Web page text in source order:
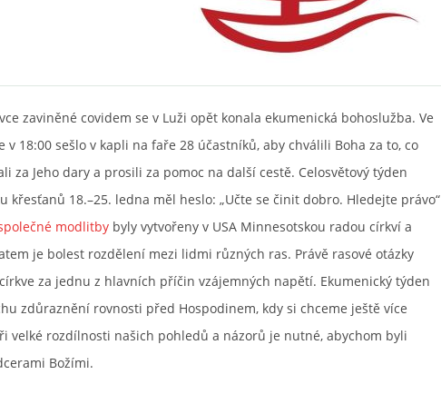
zaviněné covidem se v Luži opět konala ekumenická bohoslužba. Ve
v 18:00 sešlo v kapli na faře 28 účastníků, aby chválili Boha za to, co
za Jeho dary a prosili za pomoc na další cestě. Celosvětový týden
křesťanů 18.–25. ledna měl heslo: „Učte se činit dobro. Hledejte právo“
modlitby byly vytvořeny v USA Minnesotskou radou církví a
je bolest rozdělení mezi lidmi různých ras. Právě rasové otázky
za jednu z hlavních příčin vzájemných napětí. Ekumenický týden
zdůraznění rovnosti před Hospodinem, kdy si chceme ještě více
velké rozdílnosti našich pohledů a názorů je nutné, abychom byli
Božími.